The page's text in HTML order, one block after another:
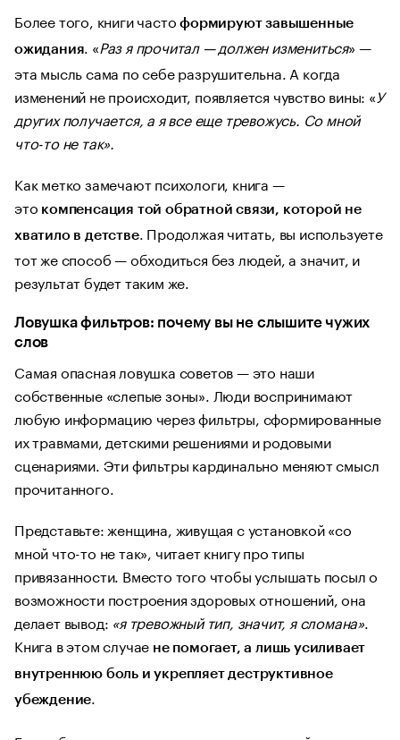
Более того, книги частоформируют завышенные
ожидания. «Раз я прочитал — должен измениться» —
эта мысль сама по себе разрушительна. А когда
изменений не происходит, появляется чувство вины: «У
других получается, а я все еще тревожусь. Со мной
что-то не так».
Как метко замечают психологи, книга —
это компенсация той обратной связи, которой не
хватило в детстве. Продолжая читать, вы используете
тот же способ — обходиться без людей, а значит, и
результат будет таким же.
Ловушка фильтров: почему вы не слышите чужих
слов
Самая опасная ловушка советов — это наши
собственные «слепые зоны». Люди воспринимают
любую информацию через фильтры, сформированные
их травмами, детскими решениями и родовыми
сценариями. Эти фильтры кардинально меняют смысл
прочитанного.
Представьте: женщина, живущая с установкой «со
мной что-то не так», читает книгу про типы
привязанности. Вместо того чтобы услышать посыл о
возможности построения здоровых отношений, она
делает вывод: «я тревожный тип, значит, я сломана».
Книга в этом случае не помогает, а лишь усиливает
внутреннюю боль и укрепляет деструктивное
убеждение.